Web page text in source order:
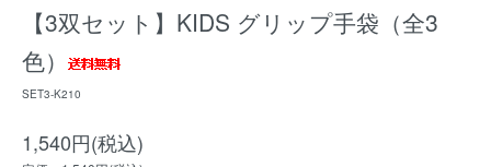
【3双セット】KIDS グリップ手袋（全3
色）
SET3-K210
1,540円(税込)